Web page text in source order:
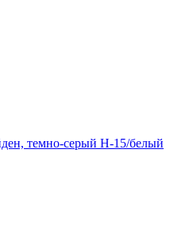
темно-серый H-15/белый